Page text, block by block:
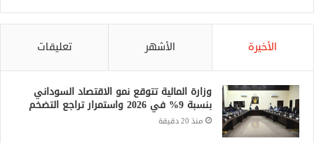
الأخيرة الأشهر تعليقات
وزارة المالية تتوقع نمو الاقتصاد السوداني
بنسبة 9% في 2026 واستمرار تراجع التضخم
منذ 20 دقيقة